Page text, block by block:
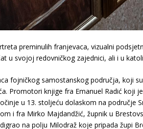
preminulih franjevaca, vizualni
u svojoj redovničkog zajednici, ali i u
fojničkog samostanskog područja, koji
Promotori knjige fra Emanuel Radić koji
u 13. stoljeću dolaskom na područje
i fra Mirko Majdandžić, župnik u
na polju Milodraž koje pripada župi